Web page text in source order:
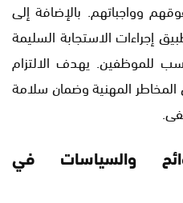
وواجباتهم. بالإضافة إلى
إجراءات الاستجابة السليمة
للموظفين. يهدف الالتزام
المخاطر المهنية وضمان سلامة
والسياسات في